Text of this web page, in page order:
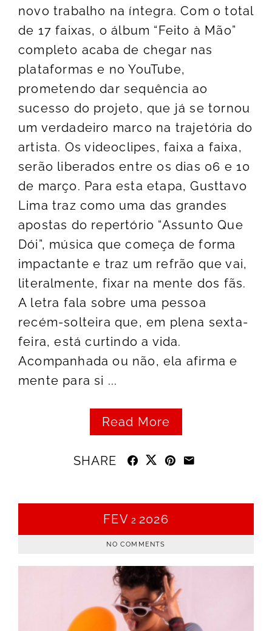
novo trabalho na íntegra. Com o total
de 17 faixas, o álbum “Feito à Mão”
completo acaba de chegar nas
plataformas e no YouTube,
prometendo dar sequência ao
sucesso do projeto, que já se tornou
um verdadeiro marco na trajetória do
artista. Os videoclipes, faixa a faixa,
serão liberados entre os dias 06 e 10
de março. Para esta etapa, Gusttavo
Lima traz como uma das grandes
apostas do repertório “Assunto Que
Dói”, música que começa de forma
impactante e traz um refrão que vai,
literalmente, fixar na mente dos fãs.
A letra fala sobre uma pessoa
recém-solteira que, em plena sexta-
feira, está curtindo a vida.
Acompanhada ou não, ela afirma e
mente para si ...
Read More
SHARE
FEV 2 2026
NO COMMENTS